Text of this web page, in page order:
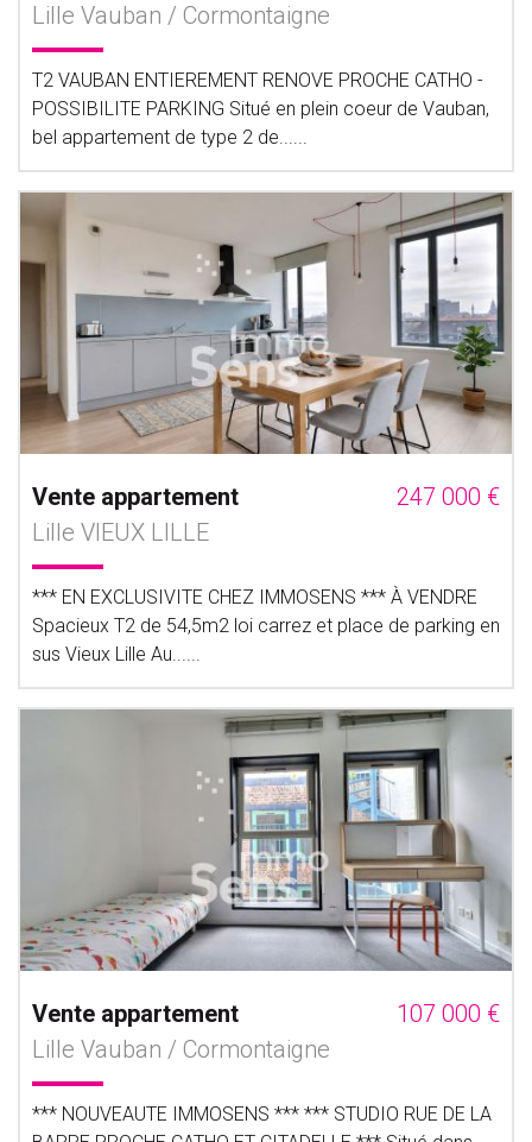
Lille Vauban / Cormontaigne
T2 VAUBAN ENTIEREMENT RENOVE PROCHE CATHO -
POSSIBILITE PARKING Situé en plein coeur de Vauban,
bel appartement de type 2 de......
Vente appartement
247 000 €
Lille VIEUX LILLE
*** EN EXCLUSIVITE CHEZ IMMOSENS *** À VENDRE
Spacieux T2 de 54,5m2 loi carrez et place de parking en
sus Vieux Lille Au......
Vente appartement
107 000 €
Lille Vauban / Cormontaigne
*** NOUVEAUTE IMMOSENS *** *** STUDIO RUE DE LA